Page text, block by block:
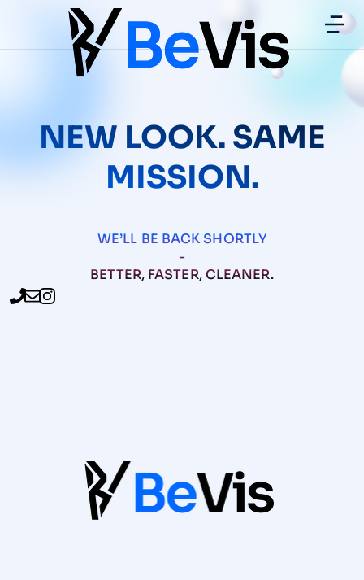
NEW LOOK. SAME
MISSION.
WE’LL BE BACK SHORTLY
-
BETTER, FASTER, CLEANER.